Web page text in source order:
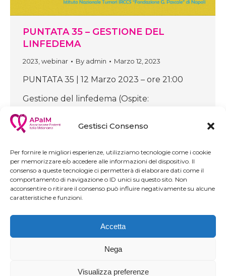
Gestisci Consenso
Per fornire le migliori esperienze, utilizziamo tecnologie come i cookie
per memorizzare e/o accedere alle informazioni del dispositivo. Il
consenso a queste tecnologie ci permetterà di elaborare dati come il
comportamento di navigazione o ID unici su questo sito. Non
acconsentire o ritirare il consenso può influire negativamente su alcune
caratteristiche e funzioni.
Accetta
Nega
Visualizza preferenze
PUNTATA 35 – GESTIONE DEL
LINFEDEMA
2023 webinar By admin Marzo 12, 2023
PUNTATA 35 | 12 Marzo 2023 – ore 21:00
Gestione del linfedema (Ospite:
Professoressa Monica Pinto)
Cookie Policy